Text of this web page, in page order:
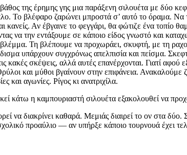
της έρημης γης μια παράξενη σιλουέτα με δύο
Το βλέφαρο ζαρώνει μπροστά σ’ αυτό το όραμα.
κανείς. Αν έβγαινε το φεγγάρι, θα φώτιζε ένα
να την εντάξουμε σε κάποιο είδος γνωστό και
Τη βλέπουμε να προχωράει, σκυφτή, με τη
υπάρχουν συγχρόνως απελπισία και πείσμα.
σκέψεις, αλλά αυτές επανέρχονται. Γιατί
και μύθοι βγαίνουν στην επιφάνεια.
και αγωνίες. Ρίγος κι ανατριχίλα.
κάτω η καμπουριαστή σιλουέτα εξακολουθεί να
να διακρίνει καθαρά. Μεμιάς διαιρεί το ον στα
προαύλιο ― αν υπήρξε κάποιο τουρνουά έχει